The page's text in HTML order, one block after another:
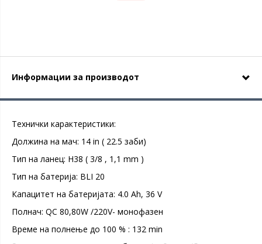
Информации за производот
Технички карактеристики:
Должина на мач: 14 in ( 22.5 заби)
Tип на ланец: Н38 ( 3/8 , 1,1 mm )
Тип на батерија: BLI 20
Капацитет на батеријата: 4.0 Ah, 36 V
Полнач: QC 80,80W /220V- монофазен
Време на полнење до 100 % : 132 min